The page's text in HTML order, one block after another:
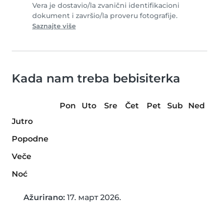
Vera je dostavio/la zvanični identifikacioni
dokument i završio/la proveru fotografije.
Saznajte više
Kada nam treba bebisiterka
Pon Uto Sre Čet Pet Sub
Ned
Jutro
Popodne
Veče
Noć
Ažurirano: 17. март 2026.